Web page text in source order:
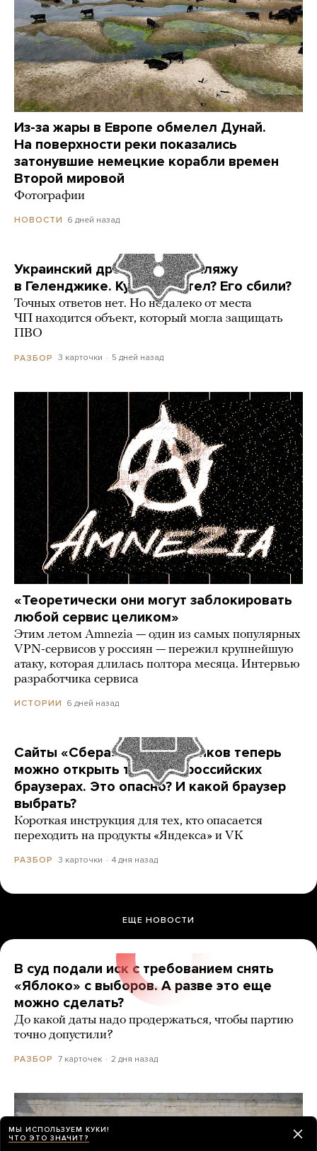
Из-за жары в Европе обмелел Дунай.
На поверхности реки показались
затонувшие немецкие корабли времен
Второй мировой
Фотографии
НОВОСТИ 6 дней назад
Украинский дрон попал по пляжу
в Геленджике. Куда он летел? Его сбили?
Точных ответов нет. Но недалеко от места
ЧП находится объект, который могла защищать
ПВО
РАЗБОР 3 карточки 5 дней назад
«Теоретически они могут заблокировать
любой сервис целиком»
Этим летом Amnezia — один из самых популярных
VPN-сервисов у россиян — пережил крупнейшую
атаку, которая длилась полтора месяца. Интервью
разработчика сервиса
ИСТОРИИ 6 дней назад
Сайты «Сбера» и других банков теперь
можно открыть только в российских
браузерах. Это опасно? И какой браузер
выбрать?
Короткая инструкция для тех, кто опасается
переходить на продукты «Яндекса» и VK
РАЗБОР 3 карточки 4 дня назад
ЕЩЕ НОВОСТИ
В суд подали иск с требованием снять
«Яблоко» с выборов. А разве это еще
можно сделать?
До какой даты надо продержаться, чтобы партию
точно допустили?
РАЗБОР 7 карточек 2 дня назад
МЫ ИСПОЛЬЗУЕМ КУКИ!
ЧТО ЭТО ЗНАЧИТ?